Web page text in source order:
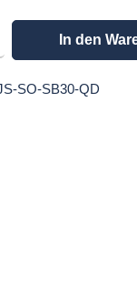
gewünschten Wert ein
In den
SO-SB30-QD